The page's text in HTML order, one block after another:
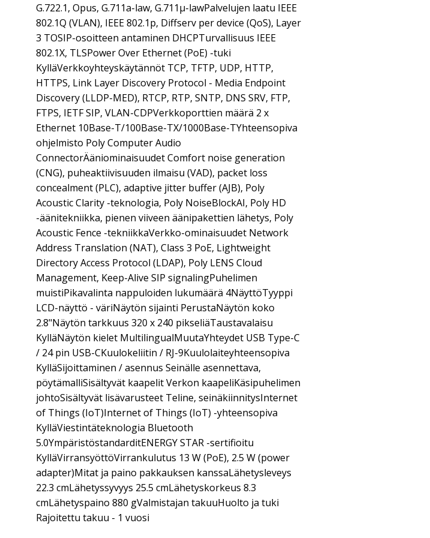
G.722.1, Opus, G.711a-law, G.711μ-lawPalvelujen laatu IEEE
802.1Q (VLAN), IEEE 802.1p, Diffserv per device (QoS), Layer
3 TOSIP-osoitteen antaminen DHCPTurvallisuus IEEE
802.1X, TLSPower Over Ethernet (PoE) -tuki
KylläVerkkoyhteyskäytännöt TCP, TFTP, UDP, HTTP,
HTTPS, Link Layer Discovery Protocol - Media Endpoint
Discovery (LLDP-MED), RTCP, RTP, SNTP, DNS SRV, FTP,
FTPS, IETF SIP, VLAN-CDPVerkkoporttien määrä 2 x
Ethernet 10Base-T/100Base-TX/1000Base-TYhteensopiva
ohjelmisto Poly Computer Audio
ConnectorÄäniominaisuudet Comfort noise generation
(CNG), puheaktiivisuuden ilmaisu (VAD), packet loss
concealment (PLC), adaptive jitter buffer (AJB), Poly
Acoustic Clarity -teknologia, Poly NoiseBlockAI, Poly HD
-äänitekniikka, pienen viiveen äänipakettien lähetys, Poly
Acoustic Fence -tekniikkaVerkko-ominaisuudet Network
Address Translation (NAT), Class 3 PoE, Lightweight
Directory Access Protocol (LDAP), Poly LENS Cloud
Management, Keep-Alive SIP signalingPuhelimen
muistiPikavalinta nappuloiden lukumäärä 4NäyttöTyyppi
LCD-näyttö - väriNäytön sijainti PerustaNäytön koko
2.8"Näytön tarkkuus 320 x 240 pikseliäTaustavalaisu
KylläNäytön kielet MultilingualMuutaYhteydet USB Type-C
/ 24 pin USB-CKuulokeliitin / RJ-9Kuulolaiteyhteensopiva
KylläSijoittaminen / asennus Seinälle asennettava,
pöytämalliSisältyvät kaapelit Verkon kaapeliKäsipuhelimen
johtoSisältyvät lisävarusteet Teline, seinäkiinnitysInternet
of Things (IoT)Internet of Things (IoT) -yhteensopiva
KylläViestintäteknologia Bluetooth
5.0YmpäristöstandarditENERGY STAR -sertifioitu
KylläVirransyöttöVirrankulutus 13 W (PoE), 2.5 W (power
adapter)Mitat ja paino pakkauksen kanssaLähetysleveys
22.3 cmLähetyssyvyys 25.5 cmLähetyskorkeus 8.3
cmLähetyspaino 880 gValmistajan takuuHuolto ja tuki
Rajoitettu takuu - 1 vuosi